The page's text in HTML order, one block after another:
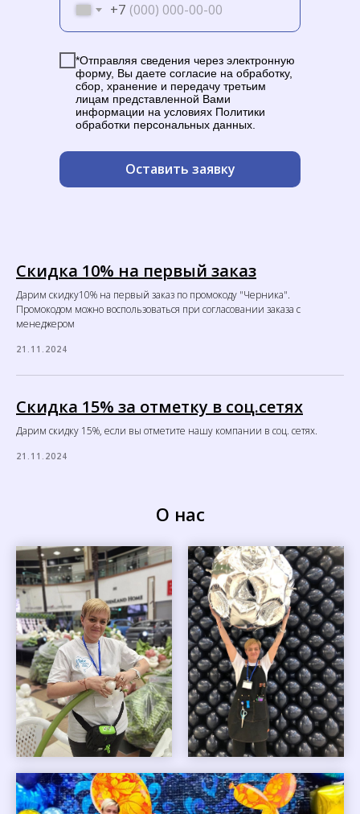
+7
*Отправляя сведения через электронную
форму, Вы даете согласие на обработку,
сбор, хранение и передачу третьим
лицам представленной Вами
информации на условиях Политики
обработки персональных данных.
Оставить заявку
Скидка 10% на первый заказ
Дарим скидку10% на первый заказ по промокоду "Черника".
Промокодом можно воспользоваться при согласовании заказа с
менеджером
21.11.2024
Скидка 15% за отметку в соц.сетях
Дарим скидку 15%, если вы отметите нашу компании в соц. сетях.
21.11.2024
О нас